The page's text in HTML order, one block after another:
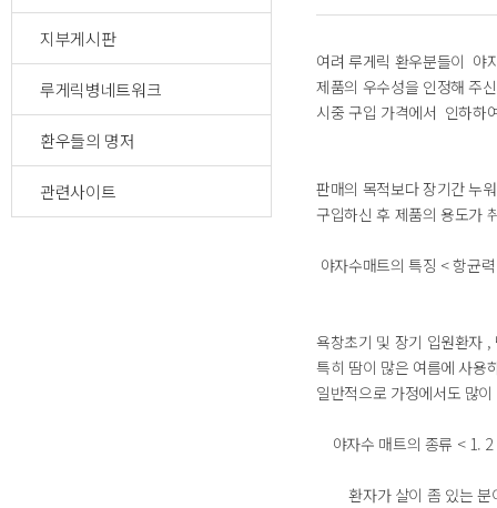
지부게시판
루게릭병네트워크
환우들의 명저
관련사이트
여려 루게릭 환우분들이 야
제품의 우수성을 인정해 주
시중 구입 가격에서 인하하
판매의 목적보다 장기간 누
구입하신 후 제품의 용도가
야자수매트의 특징 < 항균
욕창초기 및 장기 입원환자
특히 땀이 많은 여름에 사용
일반적으로 가정에서도 많
야자수 매트의 종류 < 1.
환자가 살이 좀 있는 분